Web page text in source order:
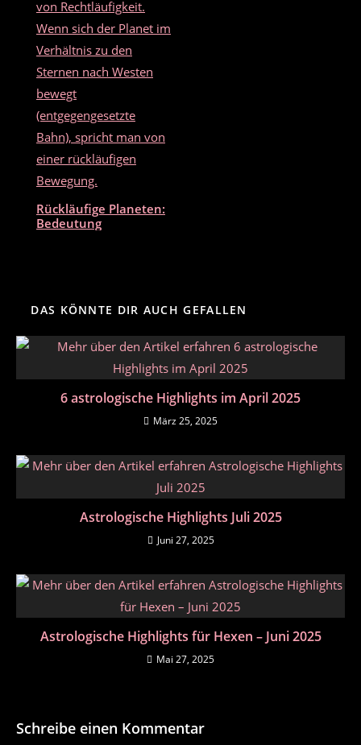
Rückläufige Planeten:
Bedeutung
DAS KÖNNTE DIR AUCH GEFALLEN
6 astrologische Highlights im April 2025
März 25, 2025
Astrologische Highlights Juli 2025
Juni 27, 2025
Astrologische Highlights für Hexen – Juni 2025
Mai 27, 2025
Schreibe einen Kommentar